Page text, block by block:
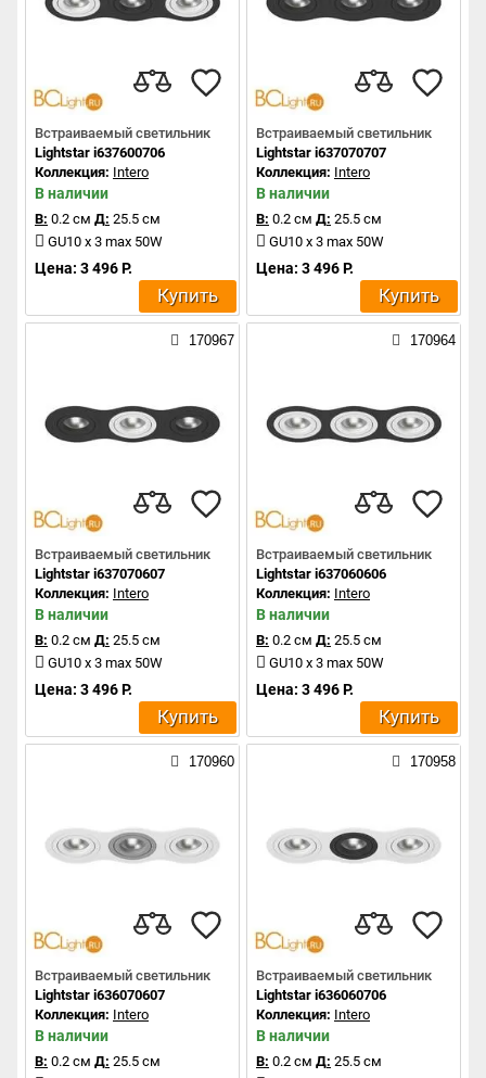
Встраиваемый светильник
Lightstar i637600706
Коллекция: Intero
В наличии
В: 0.2 см Д: 25.5 см
GU10 x 3 max 50W
Цена: 3 496 Р.
Купить
Встраиваемый светильник
Lightstar i637070707
Коллекция: Intero
В наличии
В: 0.2 см Д: 25.5 см
GU10 x 3 max 50W
Цена: 3 496 Р.
Купить
170967
Встраиваемый светильник
Lightstar i637070607
Коллекция: Intero
В наличии
В: 0.2 см Д: 25.5 см
GU10 x 3 max 50W
Цена: 3 496 Р.
Купить
170964
Встраиваемый светильник
Lightstar i637060606
Коллекция: Intero
В наличии
В: 0.2 см Д: 25.5 см
GU10 x 3 max 50W
Цена: 3 496 Р.
Купить
170960
Встраиваемый светильник
Lightstar i636070607
Коллекция: Intero
В наличии
В: 0.2 см Д: 25.5 см
170958
Встраиваемый светильник
Lightstar i636060706
Коллекция: Intero
В наличии
В: 0.2 см Д: 25.5 см